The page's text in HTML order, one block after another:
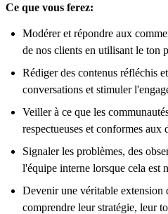
Ce que vous ferez:
Modérer et répondre aux
de nos clients en utilisant le ton
Rédiger des contenus réfléchis
conversations et stimuler
Veiller à ce que les
respectueuses et conformes aux
Signaler les problèmes, des
l'équipe interne lorsque cela est
Devenir une véritable extension
comprendre leur stratégie, leur